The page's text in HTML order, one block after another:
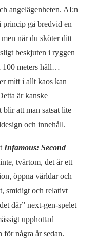
angelägenheten. AI:n
gå bredvid en
när du sköter ditt
beskjuten i ryggen
100 meters håll…
mitt i allt kaos kan
är kanske
blir att man satsat lite
och innehåll.
Infamous: Second
tvärtom, det är ett
öppna världar och
smidigt och relativt
där” next-gen-spelet
upphottad
för några år sedan.